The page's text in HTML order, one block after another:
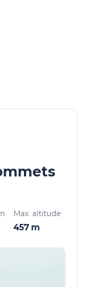
Max. altitude
457 m